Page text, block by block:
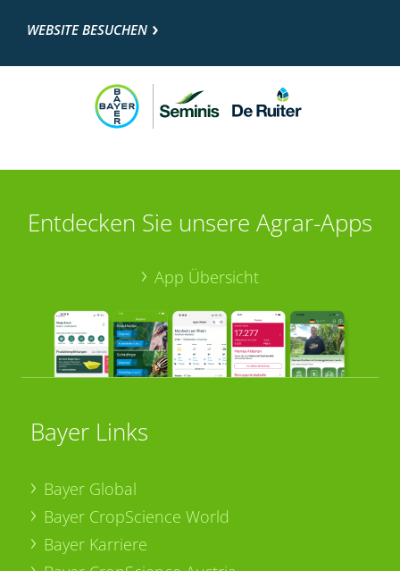
WEBSITE BESUCHEN
Entdecken Sie unsere Agrar-Apps
App Übersicht
Bayer Links
Bayer Global
Bayer CropScience World
Bayer Karriere